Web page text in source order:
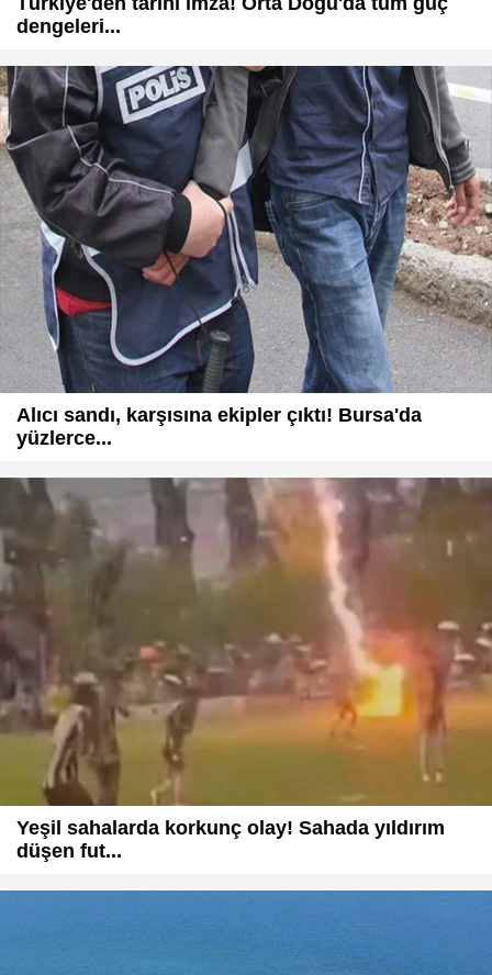
dengeleri...
Alıcı sandı, karşısına ekipler çıktı! Bursa'da
yüzlerce...
Yeşil sahalarda korkunç olay! Sahada yıldırım
düşen fut...